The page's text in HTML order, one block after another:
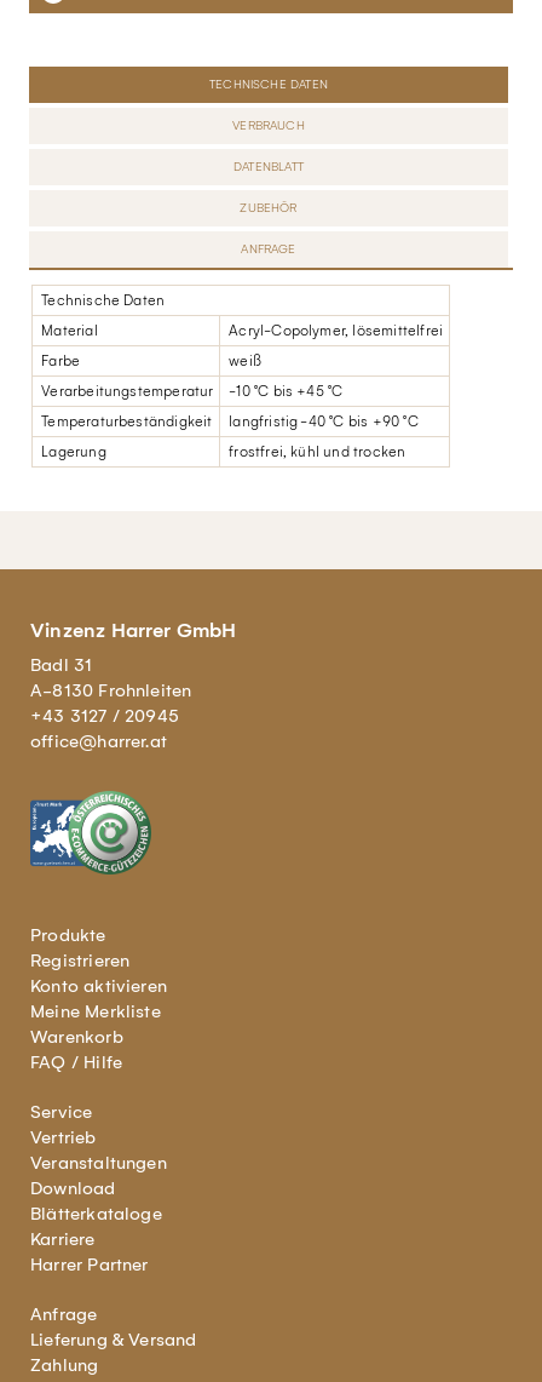
TECHNISCHE DATEN
VERBRAUCH
DATENBLATT
ZUBEHÖR
ANFRAGE
Technische Daten
Material
Acryl-Copolymer, lösemittelfrei
Farbe
weiß
Verarbeitungstemperatur
-10 °C bis +45 °C
Temperaturbeständigkeit
langfristig -40 °C bis +90 °C
Lagerung
frostfrei, kühl und trocken
Vinzenz Harrer GmbH
Badl 31
A-8130 Frohnleiten
+43 3127 / 20945
office@harrer.at
Produkte
Registrieren
Konto aktivieren
Meine Merkliste
Warenkorb
FAQ / Hilfe
Service
Vertrieb
Veranstaltungen
Download
Blätterkataloge
Karriere
Harrer Partner
Anfrage
Lieferung & Versand
Zahlung